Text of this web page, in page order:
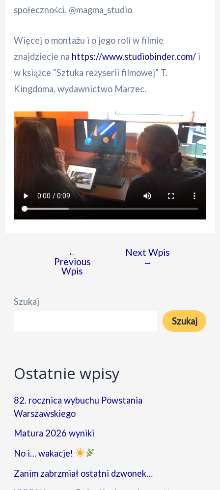
społeczności. @magma_studio
Więcej o montażu i o jego roli w filmie
znajdziecie na https://www.studiobinder.com/ i
w książce “Sztuka reżyserii filmowej” T.
Kingdoma, wydawnictwo Marzec.
Nawigacja
←
Previous
Wpis
Next Wpis
→
Szukaj
Szukaj
Ostatnie wpisy
82. rocznica wybuchu Powstania
Warszawskiego
Matura 2026 wyniki
No i… wakacje!
Zanim zabrzmiał ostatni dzwonek…